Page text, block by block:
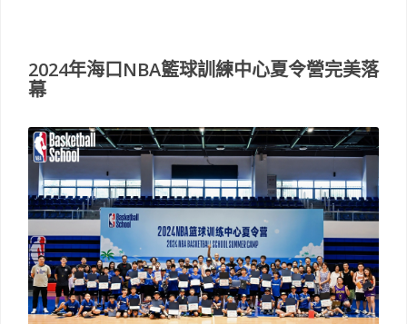
2024年海口NBA籃球訓練中心夏令營完美落
幕